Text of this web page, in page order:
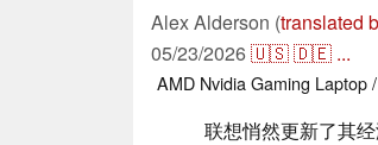
Alex Alderson (translated
05/23/2026🇺🇸🇩🇪 ...
AMD NvidiaGaming Laptop
联想悄然更新了其